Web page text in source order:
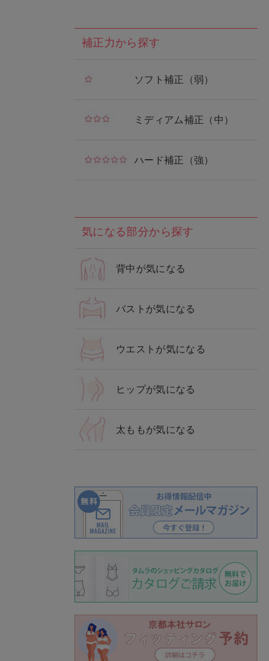
補正力から探す
ソフト補正（弱）
ミディアム補正（中）
ハード補正（強）
気になる部分から探す
背中が気になる
バストが気になる
ウエストが気になる
ヒップが気になる
太ももが気になる